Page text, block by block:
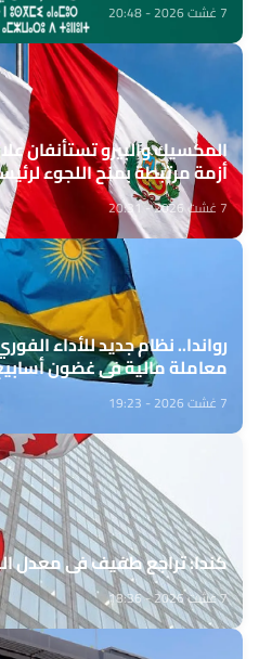
7 غشت 2026 - 20:48
المكسيك والبيرو تستأنفان
أزمة مرتبطة بمنح اللجوء
7 غشت 2026 - 20:31
معاملة مالية في غضون
7 غشت 2026 - 19:23
كندا: تراجع طفيف في معدل
7 غشت 2026 - 18:36